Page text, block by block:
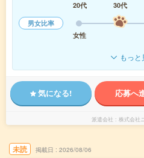
20代
30代
男女比率
女性
もっと
気になる! 応募へ
派遣会社 株式会社
未読 掲載日 2026/08/06